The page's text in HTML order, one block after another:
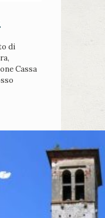
di
Cassa